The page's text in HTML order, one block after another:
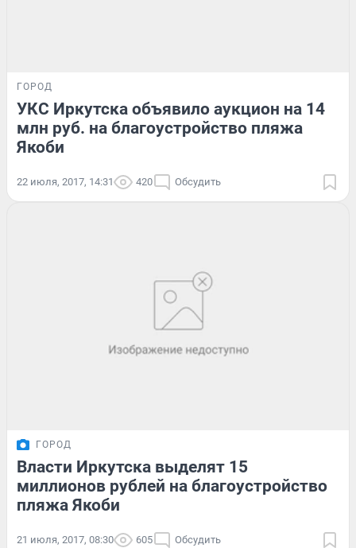
ГОРОД
УКС Иркутска объявило аукцион на 14
млн руб. на благоустройство пляжа
Якоби
22 июля, 2017, 14:31 420 Обсудить
ГОРОД
Власти Иркутска выделят 15
миллионов рублей на благоустройство
пляжа Якоби
21 июля, 2017, 08:30 605 Обсудить